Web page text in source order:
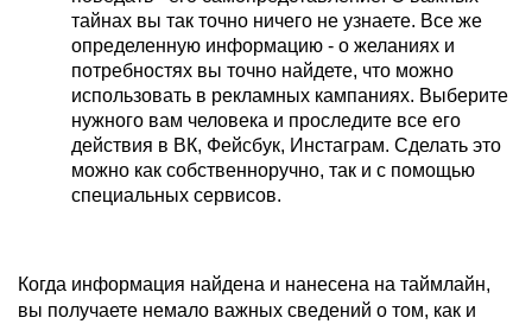
тайнах вы так точно ничего не узнаете. Все же
определенную информацию - о желаниях и
потребностях вы точно найдете, что можно
использовать в рекламных кампаниях. Выберите
нужного вам человека и проследите все его
действия в ВК, Фейсбук, Инстаграм. Сделать это
можно как собственноручно, так и с помощью
специальных сервисов.
Когда информация найдена и нанесена на таймлайн,
вы получаете немало важных сведений о том, как и